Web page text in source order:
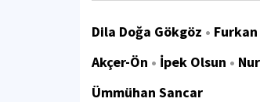
Dila Doğa Gökgöz •
Akçer-Ön • İpek Olsun •
Ümmühan Sancar